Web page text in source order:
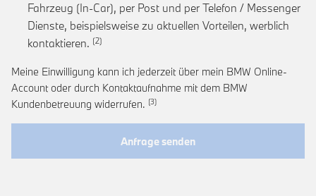
Fahrzeug (In-Car), per Post und per Telefon / Messenger
Dienste, beispielsweise zu aktuellen Vorteilen, werblich
kontaktieren. Link zur Fußnote: Einwilligung zur
Meine Einwilligung kann ich jederzeit über mein BMW Online-
Account oder durch Kontaktaufnahme mit dem BMW
Kundenbetreuung widerrufen. Link zur Fußnote: Widerruf der
Anfrage senden